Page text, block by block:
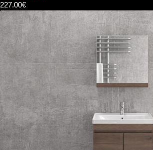
227.00€